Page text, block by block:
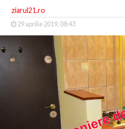
ziarul21.ro
29 aprilie 2019, 08:43